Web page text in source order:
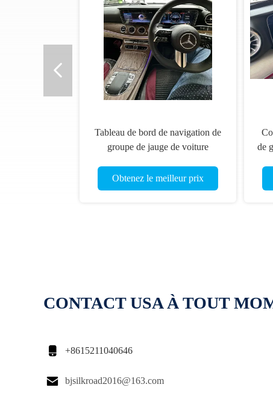
Tableau de bord de navigation de
groupe de jauge de voiture
d'instruments OEM W213
Obtenez le meilleur prix
de
CONTACT USA À TOUT
 +8615211040646
 bjsilkroad2016@163.com